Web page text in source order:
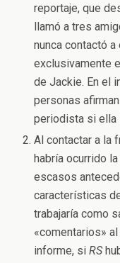
reportaje, que
llamó a tres
nunca contactó
exclusivamente
de Jackie. En el
personas
periodista si ella
Al contactar a la
habría ocurrido
escasos
características
trabajaría como
«comentarios»
informe, siRS